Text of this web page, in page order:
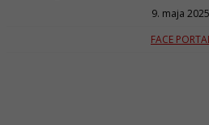
9. maja
FACE